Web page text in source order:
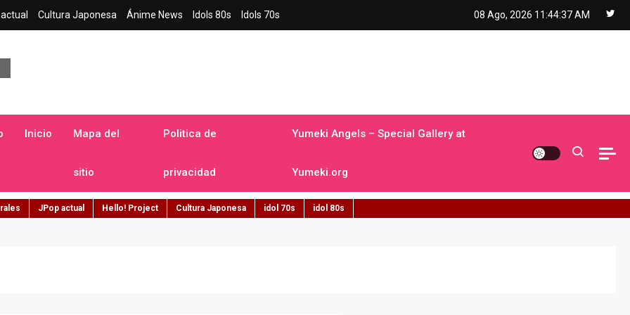
Cultura Japonesa Ánime News Idols 80s Idols 70s 08 Ago, 2026 11:44:38 AM
Inicio Mapa del
sitio
Politica de
privacidad
Yumeki Angels – Special Gallery at
Yumeki.org
JPop actual Hello! Project Cultura Japonesa idol 70s idol 80s